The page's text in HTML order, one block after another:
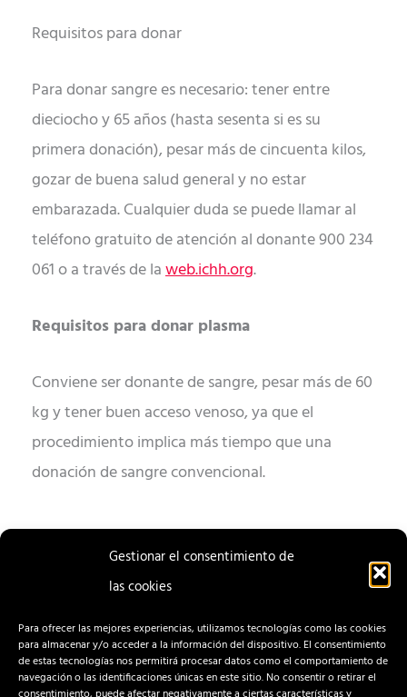
Gestionar el consentimiento de
las cookies
Para ofrecer las mejores experiencias, utilizamos tecnologías como las cookies
para almacenar y/o acceder a la información del dispositivo. El consentimiento
de estas tecnologías nos permitirá procesar datos como el comportamiento de
navegación o las identificaciones únicas en este sitio. No consentir o retirar el
Requisitos para donar
Para donar sangre es necesario: tener entre
dieciocho y 65 años (hasta sesenta si es su
primera donación), pesar más de cincuenta kilos,
gozar de buena salud general y no estar
embarazada. Cualquier duda se puede llamar al
teléfono gratuito de atención al donante 900 234
061 o a través de laweb.ichh.org.
Requisitos para donar plasma
Conviene ser donante de sangre, pesar más de 60
kg y tener buen acceso venoso, ya que el
procedimiento implica más tiempo que una
donación de sangre convencional.
ENTRADA